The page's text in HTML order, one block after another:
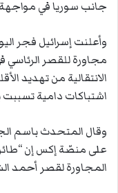
جانب سوريا في مواجهة
وأعلنت إسرائيل فجر
مجاورة للقصر
الانتقالية من تهديد
اشتباكات دامية تسببت بأكثر من 100
وقال المتحدث باسم
على منصّة إكس إن
المجاورة لقصر أحمد